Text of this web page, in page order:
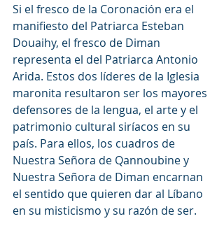
Si el fresco de la Coronación era el
manifiesto del Patriarca Esteban
Douaihy, el fresco de Diman
representa el del Patriarca Antonio
Arida. Estos dos líderes de la Iglesia
maronita resultaron ser los mayores
defensores de la lengua, el arte y el
patrimonio cultural siríacos en su
país. Para ellos, los cuadros de
Nuestra Señora de Qannoubine y
Nuestra Señora de Diman encarnan
el sentido que quieren dar al Líbano
en su misticismo y su razón de ser.